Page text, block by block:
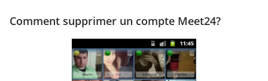
Comment supprimer un compte Meet24?